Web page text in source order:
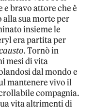
e bravo attore che è
sua morte per
insieme le
era partita per
. Tornò in
mesi di vita
dal mondo e
mantenere vivo il
compagnia.
vita altrimenti di